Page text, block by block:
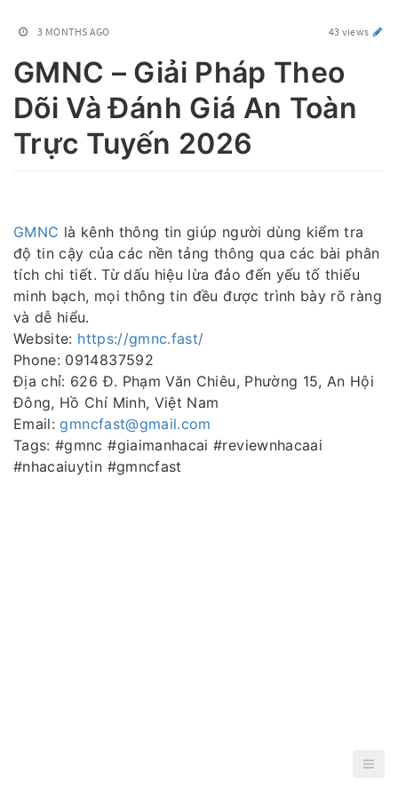
3 MONTHS AGO 43 views
GMNC – Giải Pháp Theo
Dõi Và Đánh Giá An Toàn
Trực Tuyến 2026
GMNC là kênh thông tin giúp người dùng kiểm tra
độ tin cậy của các nền tảng thông qua các bài phân
tích chi tiết. Từ dấu hiệu lừa đảo đến yếu tố thiếu
minh bạch, mọi thông tin đều được trình bày rõ ràng
và dễ hiểu.
Website: https://gmnc.fast/
Phone: 0914837592
Địa chỉ: 626 Đ. Phạm Văn Chiêu, Phường 15, An Hội
Đông, Hồ Chí Minh, Việt Nam
Email:gmncfast@gmail.com
Tags: #gmnc #giaimanhacai #reviewnhacaai
#nhacaiuytin #gmncfast